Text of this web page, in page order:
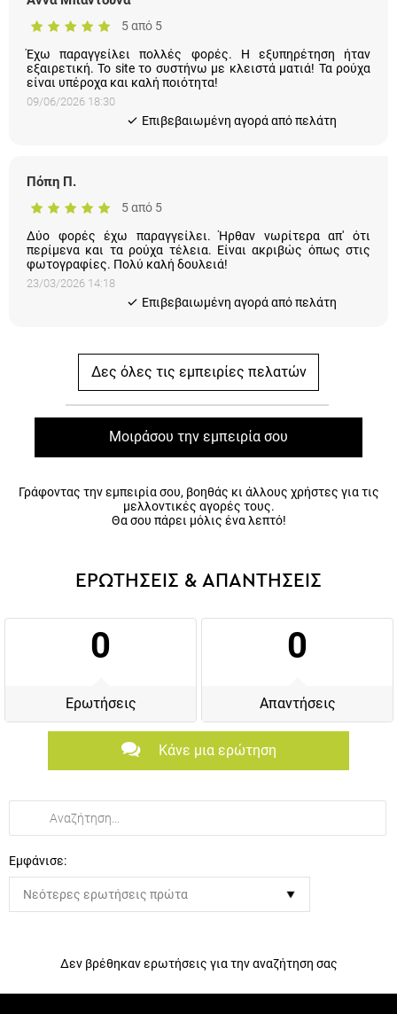
5 από 5
Έχω παραγγείλει πολλές φορές. Η εξυπηρέτηση ήταν
εξαιρετική. Το site το συστήνω με κλειστά ματιά! Τα ρούχα
είναι υπέροχα και καλή ποιότητα!
09/06/2026 18:30
Eπιβεβαιωμένη αγορά από πελάτη
Πόπη Π.
5 από 5
Δύο φορές έχω παραγγείλει. Ήρθαν νωρίτερα απ' ότι
περίμενα και τα ρούχα τέλεια. Είναι ακριβώς όπως στις
φωτογραφίες. Πολύ καλή δουλειά!
23/03/2026 14:18
Eπιβεβαιωμένη αγορά από πελάτη
Δες όλες τις εμπειρίες πελατών
Μοιράσου την εμπειρία σου
Γράφοντας την εμπειρία σου, βοηθάς κι άλλους χρήστες για τις
μελλοντικές αγορές τους.
Θα σου πάρει μόλις ένα λεπτό!
ΕΡΩΤΗΣΕΙΣ & ΑΠΑΝΤΗΣΕΙΣ
0
Ερωτήσεις
0
Απαντήσεις
Κάνε μια ερώτηση
Εμφάνισε:
Δεν βρέθηκαν ερωτήσεις για την αναζήτηση σας